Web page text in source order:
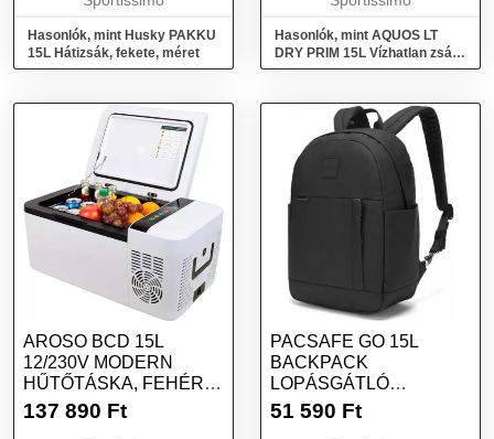
Hasonlók, mint Husky PAKKU
15L Hátizsák, fekete, méret
Hasonlók, mint AQUOS LT
DRY PRIM 15L Vízhatlan zsák,
sárga, méret
AROSO BCD 15L
12/230V MODERN
HŰTŐTÁSKA, FEHÉR,
MÉRET
137 890 Ft
PACSAFE GO 15L
BACKPACK
LOPÁSGÁTLÓ
HÁTIZSÁK, FEKETE,
51 590 Ft